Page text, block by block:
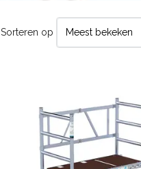
Sorteren op